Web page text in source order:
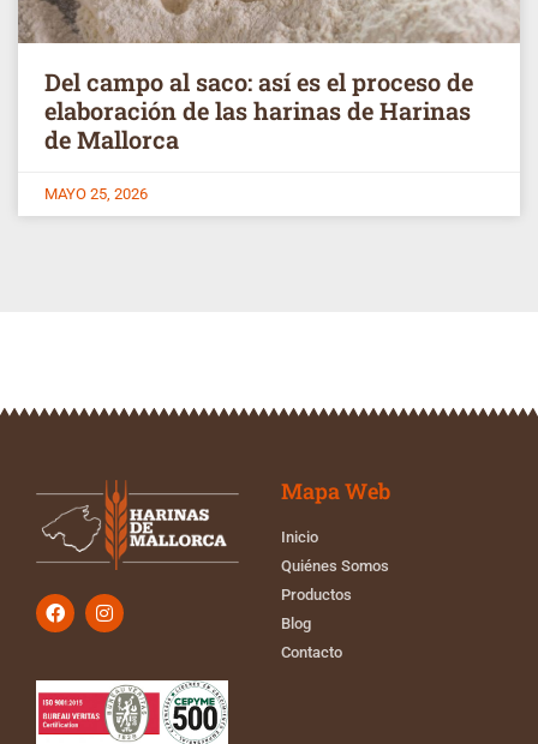
Del campo al saco: así es el proceso de
elaboración de las harinas de Harinas
de Mallorca
MAYO 25, 2026
Mapa Web
Inicio
Quiénes Somos
Productos
Blog
Contacto